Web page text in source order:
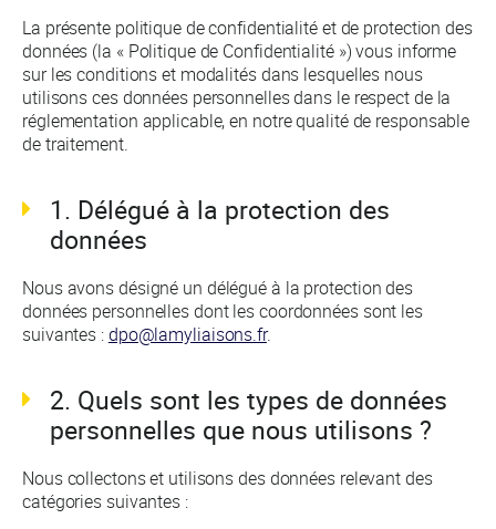
La présente politique de confidentialité et de protection des
données (la « Politique de Confidentialité ») vous informe
sur les conditions et modalités dans lesquelles nous
utilisons ces données personnelles dans le respect de la
réglementation applicable, en notre qualité de responsable
de traitement.
1. Délégué à la protection des
données
Nous avons désigné un délégué à la protection des
données personnelles dont les coordonnées sont les
suivantes :dpo@lamyliaisons.fr.
2. Quels sont les types de données
personnelles que nous utilisons ?
Nous collectons et utilisons des données relevant des
catégories suivantes :